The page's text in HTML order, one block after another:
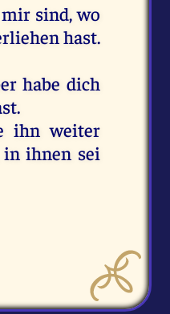
sind, wo
hast.
habe dich
ihn weiter
ihnen sei